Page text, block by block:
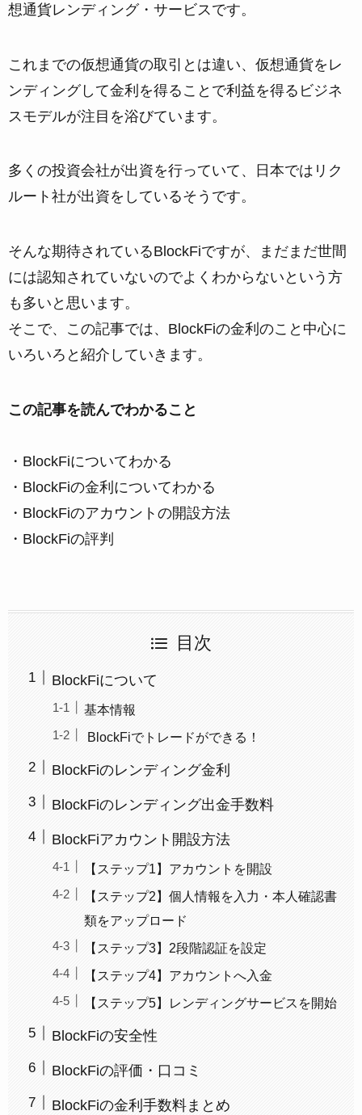
想通貨レンディング・サービスです。
これまでの仮想通貨の取引とは違い、仮想通貨をレ
ンディングして金利を得ることで利益を得るビジネ
スモデルが注目を浴びています。
多くの投資会社が出資を行っていて、日本ではリク
ルート社が出資をしているそうです。
そんな期待されているBlockFiですが、まだまだ世間
には認知されていないのでよくわからないという方
も多いと思います。
そこで、この記事では、BlockFiの金利のこと中心に
いろいろと紹介していきます。
この記事を読んでわかること
・BlockFiについてわかる
・BlockFiの金利についてわかる
・BlockFiのアカウントの開設方法
・BlockFiの評判
目次
BlockFiについて
基本情報
BlockFiでトレードができる！
BlockFiのレンディング金利
BlockFiのレンディング出金手数料
BlockFiアカウント開設方法
【ステップ1】アカウントを開設
【ステップ2】個人情報を入力・本人確認書
類をアップロード
【ステップ3】2段階認証を設定
【ステップ4】アカウントへ入金
【ステップ5】レンディングサービスを開始
BlockFiの安全性
BlockFiの評価・口コミ
BlockFiの金利手数料まとめ